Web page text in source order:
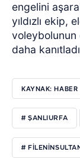
engelini
yıldızlı ekip,
voleybolunun
daha
KAYNAK: HABER
# ŞANLIURFA
#